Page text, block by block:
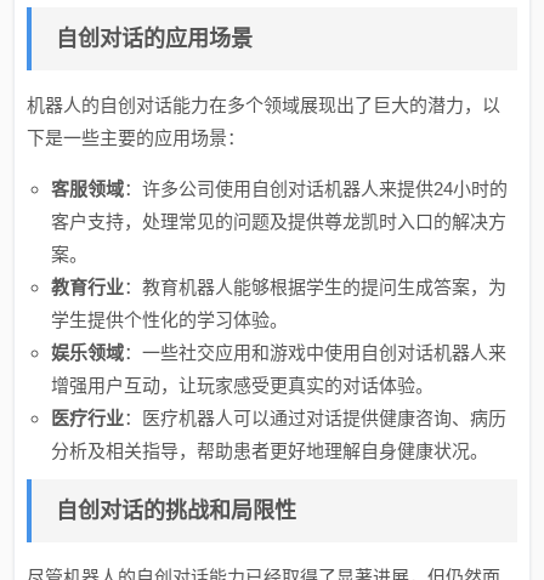
自创对话的应用场景
机器人的自创对话能力在多个领域展现出了巨大的潜力，以
下是一些主要的应用场景：
客服领域：许多公司使用自创对话机器人来提供24小时的
客户支持，处理常见的问题及提供尊龙凯时入口的解决方
案。
教育行业：教育机器人能够根据学生的提问生成答案，为
学生提供个性化的学习体验。
娱乐领域：一些社交应用和游戏中使用自创对话机器人来
增强用户互动，让玩家感受更真实的对话体验。
医疗行业：医疗机器人可以通过对话提供健康咨询、病历
分析及相关指导，帮助患者更好地理解自身健康状况。
自创对话的挑战和局限性